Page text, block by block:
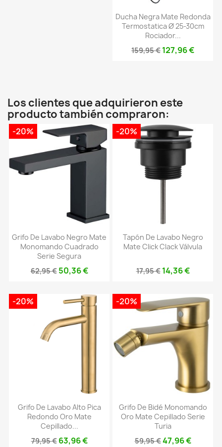
Ducha Negra Mate Redonda
Termostatica Ø 25-30cm
Rociador...
159,95 € 127,96 €
Los clientes que adquirieron este
producto también compraron:
Grifo De Lavabo Negro Mate
Monomando Cuadrado
Serie Segura
62,95 € 50,36 €
-20%
Tapón De Lavabo Negro
Mate Click Clack Válvula
17,95 € 14,36 €
-20%
Grifo De Lavabo Alto Pica
Redondo Oro Mate
Cepillado...
79,95 € 63,96 €
-20%
Grifo De Bidé Monomando
Oro Mate Cepillado Serie
Turia
59,95 €47,96 €
-20%